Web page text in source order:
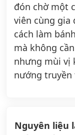
đón chờ một
viên cùng gia
cách làm
mà không
nhưng mùi vị
nướng truyền
Nguyên liệu